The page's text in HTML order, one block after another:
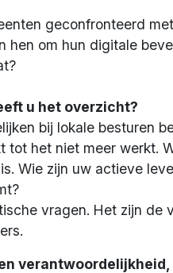
geconfronteerd
hen om hun digitale
u het overzicht?
bij lokale besturen
tot het niet meer werkt.
Wie zijn uw actieve
vragen. Het zijn